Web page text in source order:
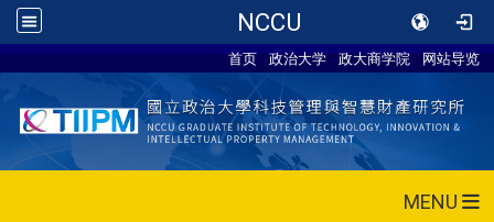
NCCU
首页 政治大学 政大商学院 网站导览
MENU